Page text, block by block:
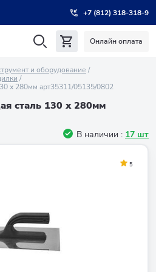
+7 (812) 318-318-9
Онлайн оплата
и оборудование
х 280мм арт35311/05135/0802
сталь 130 х 280мм
В наличии : 17 шт
5